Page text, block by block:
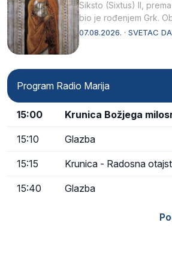
Siksto (Sixtus) II,
bio je rođenjem Grk.
afričkim…
07.08.2026. · SVETAC
Program Radio Marija
15:00 Krunica Božjega
15:10 Glazba
15:15 Krunica - Radosna
15:40 Glazba